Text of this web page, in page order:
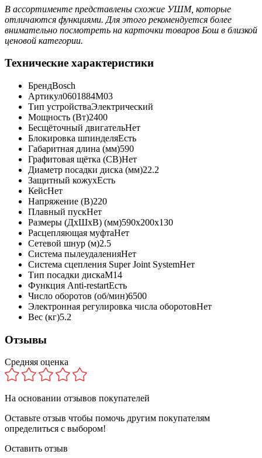
В ассортименте представлены схожие УШМ, которые
отличаются функциями. Для этого рекомендуется более
внимательно посмотреть на карточки товаров Бош в близкой
ценовой категории.
Технические характеристики
БрендBosch
Артикул0601884M03
Тип устройстваЭлектрический
Мощность (Вт)2400
Бесщёточный двигательНет
Блокировка шпинделяЕсть
Габаритная длина (мм)590
Графитовая щётка (CB)Нет
Диаметр посадки диска (мм)22.2
Защитный кожухЕсть
КейсНет
Напряжение (В)220
Плавный пускНет
Размеры (ДхШхВ) (мм)590х200х130
Расцепляющая муфтаНет
Сетевой шнур (м)2.5
Система пылеудаленияНет
Система сцепления Super Joint SystemНет
Тип посадки дискаM14
Функция Anti-restartЕсть
Число оборотов (об/мин)6500
Электронная регулировка числа оборотовНет
Вес (кг)5.2
Отзывы
Средняя оценка
На основании отзывов покупателей
Оставьте отзыв чтобы помочь другим покупателям
определиться с выбором!
Оставить отзыв